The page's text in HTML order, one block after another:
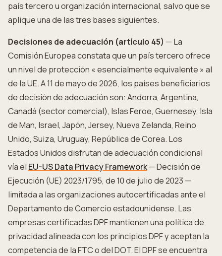
país tercero u organización internacional, salvo que se
aplique una de las tres bases siguientes.
Decisiones de adecuación (artículo 45) — La
Comisión Europea constata que un país tercero ofrece
un nivel de protección « esencialmente equivalente » al
de la UE. A 11 de mayo de 2026, los países beneficiarios
de decisión de adecuación son: Andorra, Argentina,
Canadá (sector comercial), Islas Feroe, Guernesey, Isla
de Man, Israel, Japón, Jersey, Nueva Zelanda, Reino
Unido, Suiza, Uruguay, República de Corea. Los
Estados Unidos disfrutan de adecuación condicional
vía el EU-US Data Privacy Framework— Decisión de
Ejecución (UE) 2023/1795, de 10 de julio de 2023 —
limitada a las organizaciones autocertificadas ante el
Departamento de Comercio estadounidense. Las
empresas certificadas DPF mantienen una política de
privacidad alineada con los principios DPF y aceptan la
competencia de la FTC o del DOT. El DPF se encuentra